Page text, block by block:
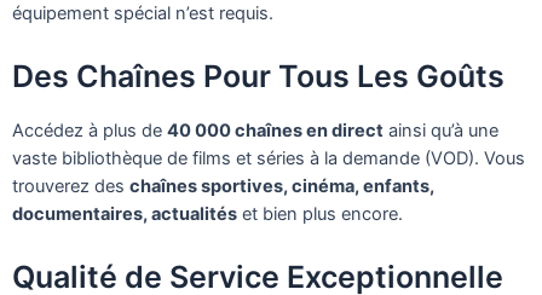
équipement spécial n’est requis.
Des Chaînes Pour Tous Les Goûts
Accédez à plus de 40 000 chaînes en direct ainsi qu’à une
vaste bibliothèque de films et séries à la demande (VOD). Vous
trouverez des chaînes sportives, cinéma, enfants,
documentaires, actualités et bien plus encore.
Qualité de Service Exceptionnelle